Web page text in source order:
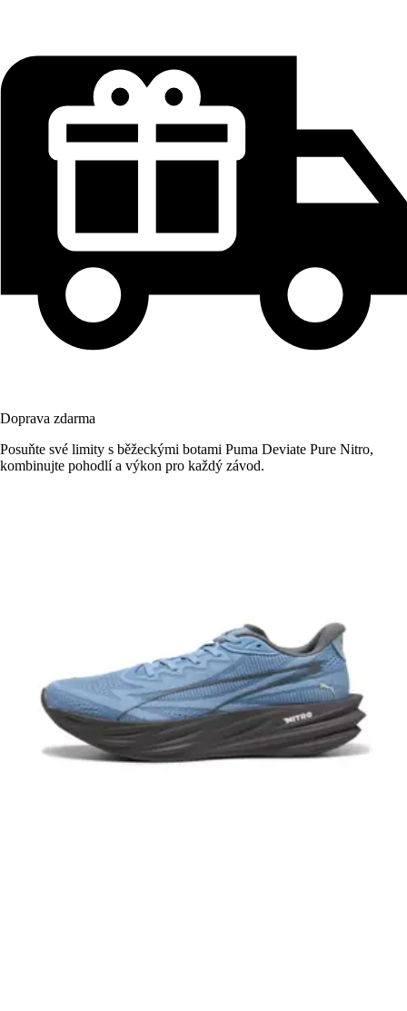
Doprava zdarma
Posuňte své limity s běžeckými botami Puma Deviate Pure Nitro,
kombinujte pohodlí a výkon pro každý závod.